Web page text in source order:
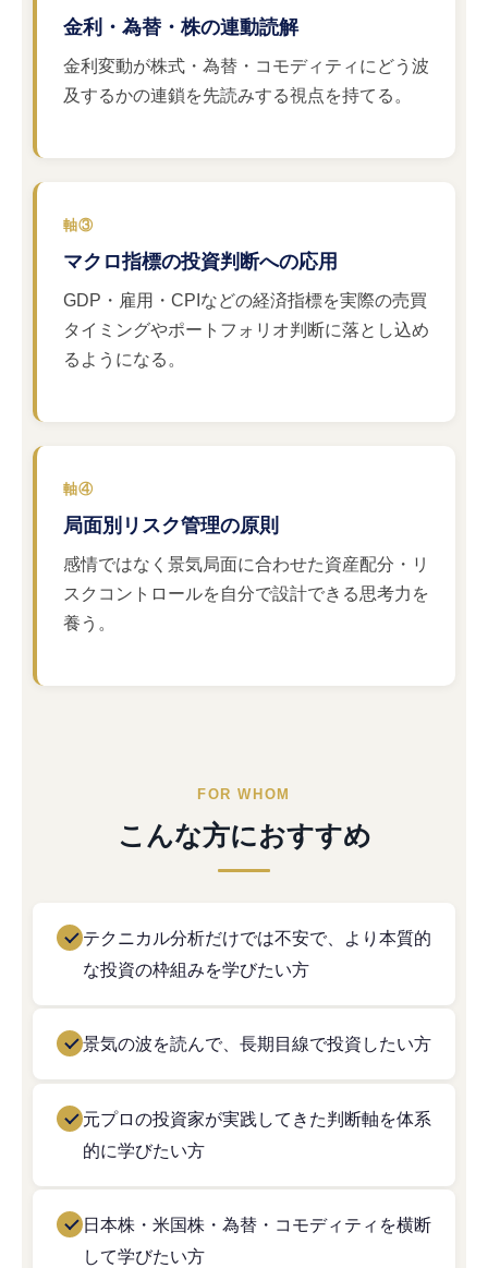
金利・為替・株の連動読解
金利変動が株式・為替・コモディティにどう波
及するかの連鎖を先読みする視点を持てる。
軸③
マクロ指標の投資判断への応用
GDP・雇用・CPIなどの経済指標を実際の売買
タイミングやポートフォリオ判断に落とし込め
るようになる。
軸④
局面別リスク管理の原則
感情ではなく景気局面に合わせた資産配分・リ
スクコントロールを自分で設計できる思考力を
養う。
FOR WHOM
こんな方におすすめ
テクニカル分析だけでは不安で、より本質的
な投資の枠組みを学びたい方
景気の波を読んで、長期目線で投資したい方
元プロの投資家が実践してきた判断軸を体系
的に学びたい方
日本株・米国株・為替・コモディティを横断
して学びたい方